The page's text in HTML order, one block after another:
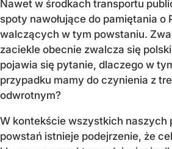
Nawet w środkach transportu
spoty nawołujące do pamiętania o
walczących w tym powstaniu.
zaciekle obecnie zwalcza się
pojawia się pytanie, dlaczego w
przypadku mamy do czynienia z
odwrotnym?
W kontekście wszystkich naszych
powstań istnieje podejrzenie, że